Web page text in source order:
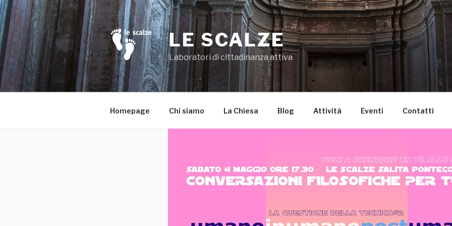
Salta
al
contenuto
LE SCALZE
Laboratori di cittadinanza attiva
Homepage Chi siamo La Chiesa Blog Attività Eventi Contatti